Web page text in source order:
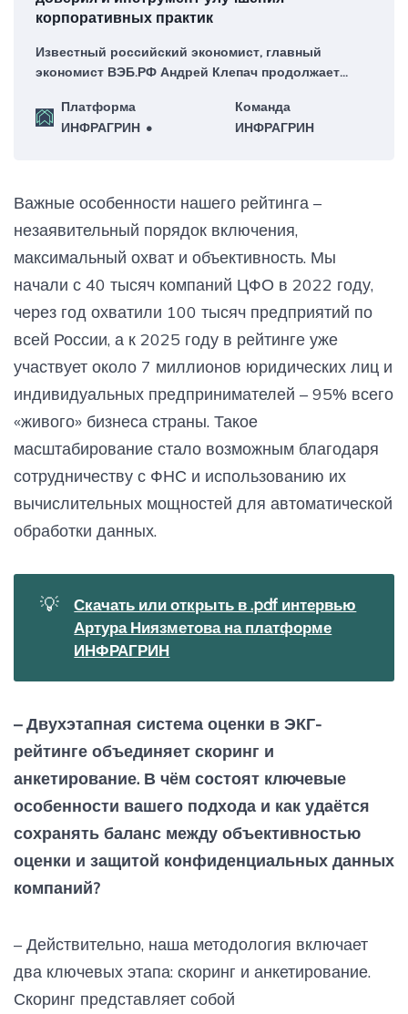
корпоративных практик
Известный российский экономист, главный
экономист ВЭБ.РФ Андрей Клепач продолжает
повестке устойчивого развития во второй части
экспертизы ИНФРАГРИН.
Платформа
ИНФРАГРИН
Команда
ИНФРАГРИН
Важные особенности нашего рейтинга –
незаявительный порядок включения,
максимальный охват и объективность. Мы
начали с 40 тысяч компаний ЦФО в 2022 году,
через год охватили 100 тысяч предприятий по
всей России, а к 2025 году в рейтинге уже
участвует около 7 миллионов юридических лиц и
индивидуальных предпринимателей – 95% всего
«живого» бизнеса страны. Такое
масштабирование стало возможным благодаря
сотрудничеству с ФНС и использованию их
вычислительных мощностей для автоматической
обработки данных.
💡
Скачать или открыть в .pdf интервью
Артура Ниязметова на платформе
ИНФРАГРИН
– Двухэтапная система оценки в ЭКГ-
рейтинге объединяет скоринг и
анкетирование. В чём состоят ключевые
особенности вашего подхода и как удаётся
сохранять баланс между объективностью
оценки и защитой конфиденциальных данных
компаний?
– Действительно, наша методология включает
два ключевых этапа: скоринг и анкетирование.
Скоринг представляет собой